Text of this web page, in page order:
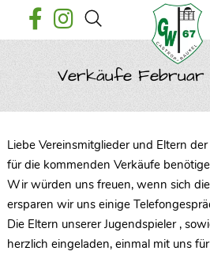
Verkäufe Februar
Liebe Vereinsmitglieder und Eltern
für die kommenden Verkäufe
Wir würden uns freuen, wenn sich
ersparen wir uns einige
Die Eltern unserer Jugendspieler ,
herzlich eingeladen, einmal mit uns